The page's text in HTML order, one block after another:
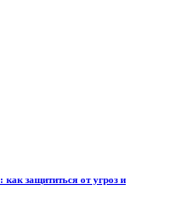
защититься от угроз и